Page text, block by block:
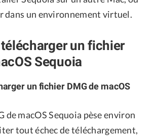
dans un environnement virtuel.
un fichier
Sequoia
un fichier DMG de macOS
de macOS Sequoia pèse environ
tout échec de téléchargement,